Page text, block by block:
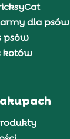
dla psów
psów
kotów